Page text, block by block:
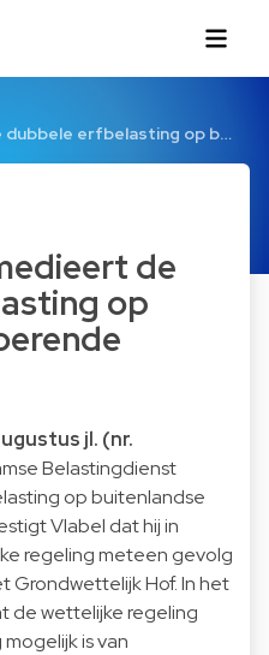
dubbele erfbelasting op b…
de
op
jl. (nr.
Belastingdienst
op buitenlandse
Vlabel dat hij in
regeling meteen gevolg
Grondwettelijk Hof. In het
de wettelijke regeling
is van